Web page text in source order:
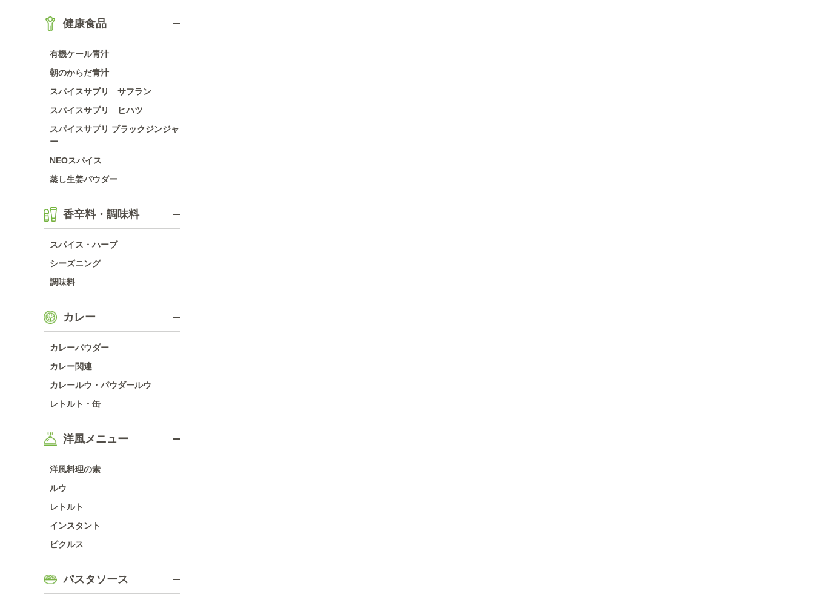
健康食品
有機ケール青汁
朝のからだ青汁
スパイスサプリ サフラン
スパイスサプリ ヒハツ
スパイスサプリ ブラックジンジャ
ー
NEOスパイス
蒸し生姜パウダー
香辛料・調味料
スパイス・ハーブ
シーズニング
調味料
カレー
カレーパウダー
カレー関連
カレールウ・パウダールウ
レトルト・缶
洋風メニュー
洋風料理の素
ルウ
レトルト
インスタント
ピクルス
パスタソース